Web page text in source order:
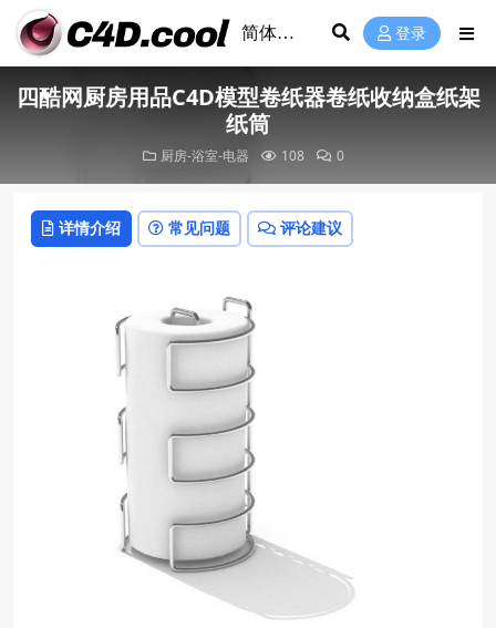
登录
四酷网厨房用品C4D模型卷纸器卷纸收纳盒纸架
纸筒
厨房-浴室-电器 108 0
详情介绍 常见问题 评论建议